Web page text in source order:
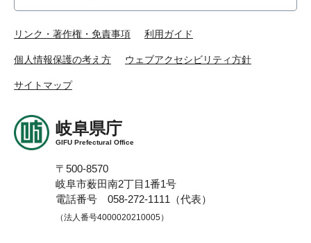
リンク・著作権・免責事項 利用ガイド
個人情報保護の考え方 ウェブアクセシビリティ方針
サイトマップ
岐阜県庁
GIFU Prefectural Office
〒500-8570
岐阜市薮田南2丁目1番1号
電話番号 058-272-1111（代表）
（法人番号4000020210005）